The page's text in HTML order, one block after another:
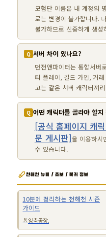
모험단 이름은 내 계정의
로는 변경이 불가합니다.
불가하므로 신중하게 생성
서버 차이 있나요?
던전앤파이터는 통합서버
티 플레이, 길드 가입, 거
고는 같은 서버 캐릭터끼
어떤 캐릭터를 골라야 할지
[공식 홈페이지 캐
문 게시판]을 이용하시
수 있습니다.
천해천 뉴비 / 초보 / 복귀 정보
10분에 정리하는 천해천 시즌
가이드
영축공장.